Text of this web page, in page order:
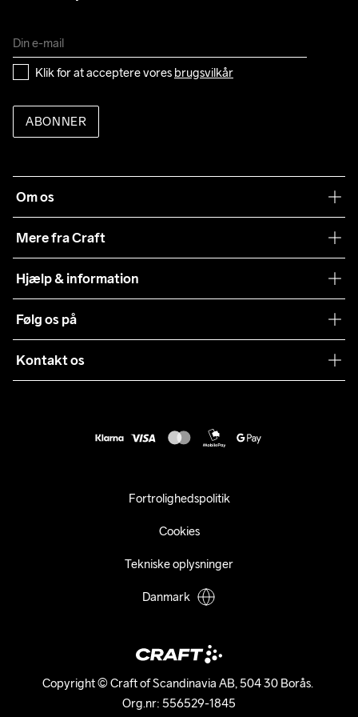
Klik for at acceptere vores brugsvilkår
ABONNER
Om os
Mere fra Craft
Samarbejder
Presse
Sustainability
Hjælp & information
Levering
Kundeservice
Følg os på
Kontakt os
Copyright © Craft of Scandinavia AB, 504 30 Borås.
Org.nr: 556529-1845
Fortrolighedspolitik
Cookies
Tekniske oplysninger
Danmark